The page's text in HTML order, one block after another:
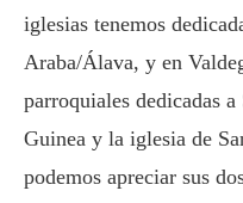
iglesias tenemos
Araba/Álava, y en
parroquiales dedicadas
Guinea y la iglesia de
podemos apreciar sus